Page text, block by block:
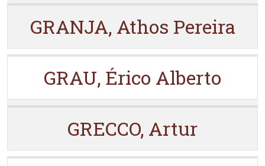
GRANJA, Athos Pereira
GRAU, Érico Alberto
GRECCO, Artur